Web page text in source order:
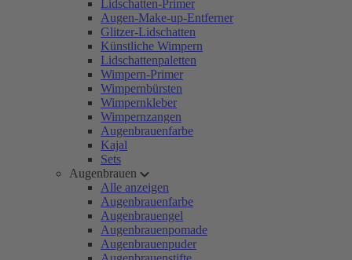
Lidschatten-Primer
Augen-Make-up-Entferner
Glitzer-Lidschatten
Künstliche Wimpern
Lidschattenpaletten
Wimpern-Primer
Wimpernbürsten
Wimpernkleber
Wimpernzangen
Augenbrauenfarbe
Kajal
Sets
Augenbrauen
Alle anzeigen
Augenbrauenfarbe
Augenbrauengel
Augenbrauenpomade
Augenbrauenpuder